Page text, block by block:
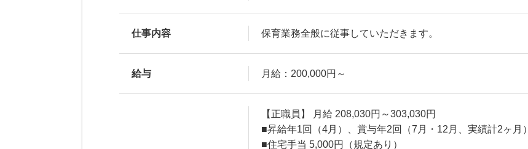
仕事内容 保育業務全般に従事していただきます。
給与 月給：200,000円～
【正職員】 月給 208,030円～303,030円
■昇給年1回（4月）、賞与年2回（7月・12月、実績計2ヶ月）
■住宅手当 5,000円（規定あり）